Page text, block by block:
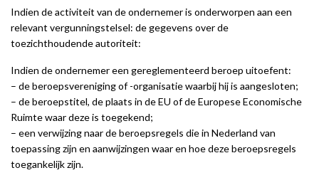
Indien de activiteit van de ondernemer is onderworpen aan een
relevant vergunningstelsel: de gegevens over de
toezichthoudende autoriteit:
Indien de ondernemer een gereglementeerd beroep uitoefent:
– de beroepsvereniging of -organisatie waarbij hij is aangesloten;
– de beroepstitel, de plaats in de EU of de Europese Economische
Ruimte waar deze is toegekend;
– een verwijzing naar de beroepsregels die in Nederland van
toepassing zijn en aanwijzingen waar en hoe deze beroepsregels
toegankelijk zijn.